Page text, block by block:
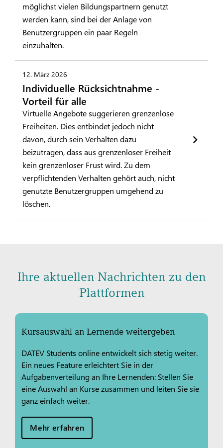
möglichst vielen Bildungspartnern genutzt
werden kann, sind bei der Anlage von
Benutzergruppen ein paar Regeln
einzuhalten.
12. März 2026
Individuelle Rücksichtnahme -
Vorteil für alle
Virtuelle Angebote suggerieren grenzenlose
Freiheiten. Dies entbindet jedoch nicht
davon, durch sein Verhalten dazu
beizutragen, dass aus grenzenloser Freiheit
kein grenzenloser Frust wird. Zu dem
verpflichtenden Verhalten gehört auch, nicht
genutzte Benutzergruppen umgehend zu
löschen.
Ihre aktuellen Nachrichten zu den
Plattformen
Kursauswahl an Lernende weitergeben
DATEV Students online entwickelt sich stetig weiter.
Ein neues Feature erleichtert Sie in der
Aufgabenverteilung an Ihre Lernenden: Stellen Sie
eine Auswahl an Kurse zusammen und leiten Sie sie
ganz einfach weiter.
Mehr erfahren